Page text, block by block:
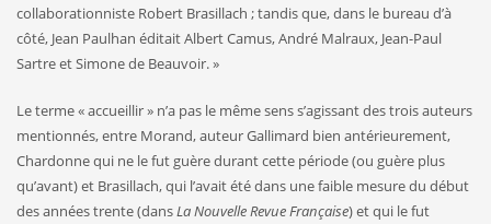
collaborationniste Robert Brasillach ; tandis que, dans le bureau d’à
côté, Jean Paulhan éditait Albert Camus, André Malraux, Jean-Paul
Sartre et Simone de Beauvoir. »
Le terme « accueillir » n’a pas le même sens s’agissant des trois auteurs
mentionnés, entre Morand, auteur Gallimard bien antérieurement,
Chardonne qui ne le fut guère durant cette période (ou guère plus
qu’avant) et Brasillach, qui l’avait été dans une faible mesure du début
des années trente (dans La Nouvelle Revue Française) et qui le fut